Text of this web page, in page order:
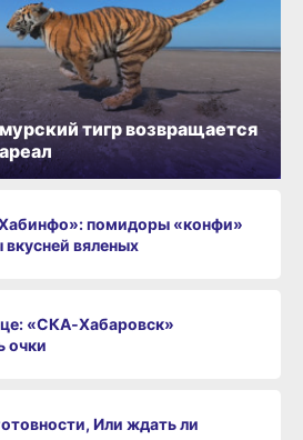
помидоры «конфи»
вяленых
«СКА‑Хабаровск»
очки
Или ждать ли
тигр возвращается